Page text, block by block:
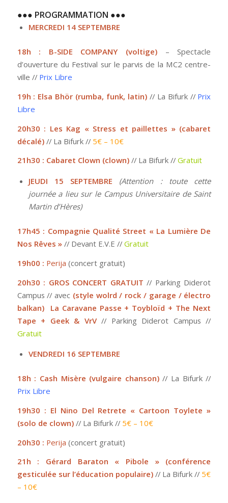
●●● PROGRAMMATION ●●●
MERCREDI 14 SEPTEMBRE
18h : B-SIDE COMPANY (voltige) – Spectacle
d’ouverture du Festival sur le parvis de la MC2 centre-
ville // Prix Libre
19h : Elsa Bhör (rumba, funk, latin)// La Bifurk // Prix
Libre
20h30 : Les Kag « Stress et paillettes » (cabaret
décalé)// La Bifurk // 5€ – 10€
21h30 : Cabaret Clown (clown)// La Bifurk // Gratuit
JEUDI 15 SEPTEMBRE (Attention : toute cette
journée a lieu sur le Campus Universitaire de Saint
Martin d’Hères)
17h45 : Compagnie Qualité Street « La Lumière De
Nos Rêves »// Devant E.V.E // Gratuit
19h00 : Perija (concert gratuit)
20h30 : GROS CONCERT GRATUIT // Parking Diderot
Campus // avec (style wolrd / rock / garage / électro
balkan)
La Caravane Passe + Toybloïd + The Next
Tape + Geek & VrV// Parking Diderot Campus //
Gratuit
VENDREDI 16 SEPTEMBRE
18h : Cash Misère (vulgaire chanson)// La Bifurk //
Prix Libre
19h30 : El Nino Del Retrete « Cartoon Toylete »
(solo de clown)// La Bifurk // 5€ – 10€
20h30 : Perija (concert gratuit)
21h : Gérard Baraton « Pibole » (conférence
gesticulée sur l’éducation populaire)// La Bifurk // 5€
– 10€